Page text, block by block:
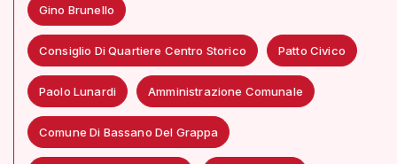
Gino Brunello
Consiglio Di Quartiere Centro Storico Patto Civico
Paolo Lunardi Amministrazione Comunale
Comune Di Bassano Del Grappa